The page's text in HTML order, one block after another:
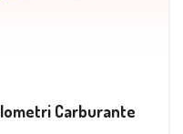
Carburante